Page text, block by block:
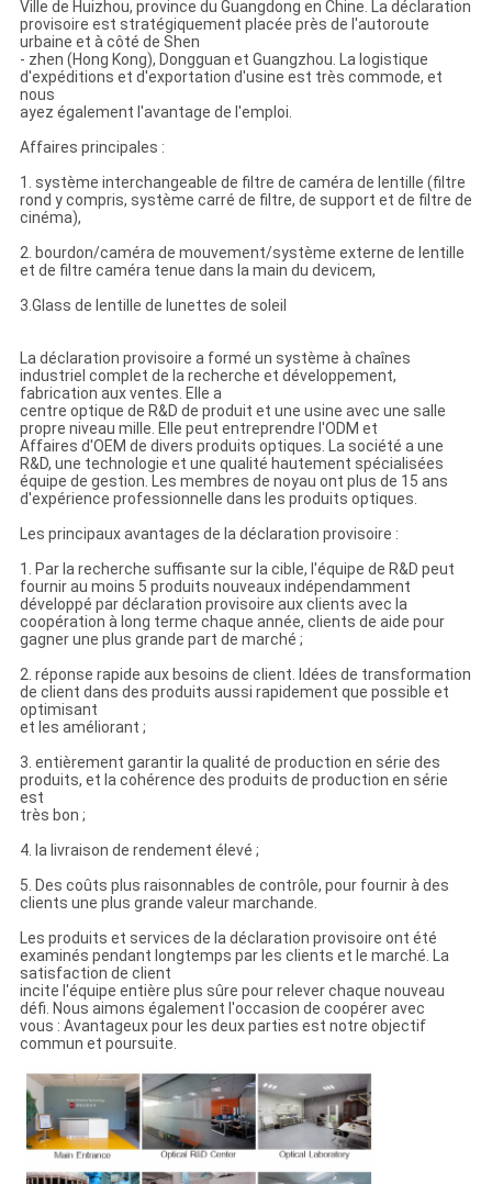
Ville de Huizhou, province du Guangdong en Chine. La déclaration
provisoire est stratégiquement placée près de l'autoroute
urbaine et à côté de Shen
- zhen (Hong Kong), Dongguan et Guangzhou. La logistique
d'expéditions et d'exportation d'usine est très commode, et
nous
ayez également l'avantage de l'emploi.
Affaires principales :
1. système interchangeable de filtre de caméra de lentille (filtre
rond y compris, système carré de filtre, de support et de filtre de
cinéma),
2. bourdon/caméra de mouvement/système externe de lentille
et de filtre caméra tenue dans la main du devicem,
3.Glass de lentille de lunettes de soleil
La déclaration provisoire a formé un système à chaînes
industriel complet de la recherche et développement,
fabrication aux ventes. Elle a
centre optique de R&D de produit et une usine avec une salle
propre niveau mille. Elle peut entreprendre l'ODM et
Affaires d'OEM de divers produits optiques. La société a une
R&D, une technologie et une qualité hautement spécialisées
équipe de gestion. Les membres de noyau ont plus de 15 ans
d'expérience professionnelle dans les produits optiques.
Les principaux avantages de la déclaration provisoire :
1. Par la recherche suffisante sur la cible, l'équipe de R&D peut
fournir au moins 5 produits nouveaux indépendamment
développé par déclaration provisoire aux clients avec la
coopération à long terme chaque année, clients de aide pour
gagner une plus grande part de marché ;
2. réponse rapide aux besoins de client. Idées de transformation
de client dans des produits aussi rapidement que possible et
optimisant
et les améliorant ;
3. entièrement garantir la qualité de production en série des
produits, et la cohérence des produits de production en série
est
très bon ;
4. la livraison de rendement élevé ;
5. Des coûts plus raisonnables de contrôle, pour fournir à des
clients une plus grande valeur marchande.
Les produits et services de la déclaration provisoire ont été
examinés pendant longtemps par les clients et le marché. La
satisfaction de client
incite l'équipe entière plus sûre pour relever chaque nouveau
défi. Nous aimons également l'occasion de coopérer avec
vous : Avantageux pour les deux parties est notre objectif
commun et poursuite.